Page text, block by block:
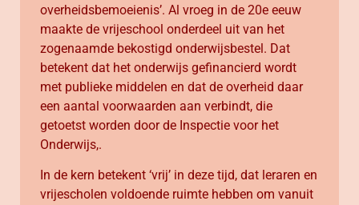
overheidsbemoeienis’. Al vroeg in de 20e eeuw
maakte de vrijeschool onderdeel uit van het
zogenaamde bekostigd onderwijsbestel. Dat
betekent dat het onderwijs gefinancierd wordt
met publieke middelen en dat de overheid daar
een aantal voorwaarden aan verbindt, die
getoetst worden door de Inspectie voor het
Onderwijs,.
In de kern betekent ‘vrij’ in deze tijd, dat leraren en
vrijescholen voldoende ruimte hebben om vanuit